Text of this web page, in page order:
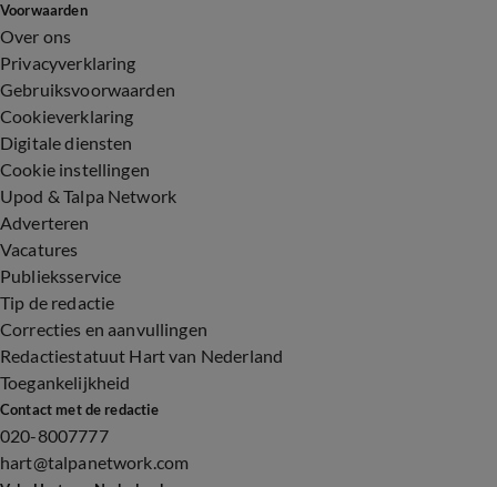
Voorwaarden
Over ons
Privacyverklaring
Gebruiksvoorwaarden
Cookieverklaring
Digitale diensten
Cookie instellingen
Upod & Talpa Network
Adverteren
Vacatures
Publieksservice
Tip de redactie
Correcties en aanvullingen
Redactiestatuut Hart van Nederland
Toegankelijkheid
Contact met de redactie
020-8007777
hart@talpanetwork.com